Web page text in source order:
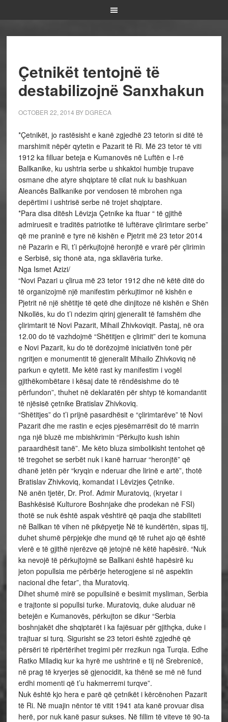
Çetnikët tentojnë të
destabilizojnë Sanxhakun
OCTOBER 22, 2014 BY DGRECA
*Çetnikët, jo rastësisht e kanë zgjedhë 23 tetorin si ditë të
marshimit nëpër qytetin e Pazarit të Ri. Më 23 tetor të viti
1912 ka filluar beteja e Kumanovës në Luftën e I-rë
Ballkanike, ku ushtria serbe u shkaktoi humbje trupave
osmane dhe atyre shqiptare të cilat nuk iu bashkuan
Aleancës Ballkanike por vendosen të mbrohen nga
depërtimi i ushtrisë serbe në trojet shqiptare.
*Para disa ditësh Lëvizja Çetnike ka ftuar “ të gjithë
admiruesit e traditës patriotike të luftërave çlirimtare serbe”
që me praninë e tyre në kishën e Pjetrit më 23 tetor 2014
në Pazarin e Ri, t’i përkujtojnë heronjtë e vrarë për çlirimin
e Serbisë, siç thonë ata, nga skllavëria turke.
Nga Ismet Azizi/
“Novi Pazari u çlirua më 23 tetor 1912 dhe në këtë ditë do
të organizojmë një manifestim përkujtimor në kishën e
Pjetrit në një shëtitje të qetë dhe dinjitoze në kishën e Shën
Nikollës, ku do t’i ndezim qirinj gjeneralit të famshëm dhe
çlirimtarit të Novi Pazarit, Mihail Zhivkoviqit. Pastaj, në ora
12.00 do të vazhdojmë “Shëtitjen e çlirimit” deri te komuna
e Novi Pazarit, ku do të dorëzojmë iniciativën tonë për
ngritjen e monumentit të gjeneralit Mihailo Zhivkoviq në
parkun e qytetit. Me këtë rast ky manifestim i vogël
gjithëkombëtare i kësaj date të rëndësishme do të
përfundon”, thuhet në deklaratën për shtyp të komandantit
të njësisë çetnike Bratislav Zhivkoviq.
“Shëtitjes” do t’i prijnë pasardhësit e “çlirimtarëve” të Novi
Pazarit dhe me rastin e ecjes pjesëmarrësit do të marrin
nga një bluzë me mbishkrimin “Përkujto kush ishin
paraardhësit tanë”. Me këto bluza simbolikisht tentohet që
të tregohet se serbët nuk i kanë harruar “heronjtë” që
dhanë jetën për “kryqin e nderuar dhe lirinë e artë”, thotë
Bratislav Zhivkoviq, komandat i Lëvizjes Çetnike.
Në anën tjetër, Dr. Prof. Admir Muratoviq, (kryetar i
Bashkësisë Kulturore Boshnjake dhe prodekan në FSI)
thotë se nuk është aspak vështirë që paqja dhe stabiliteti
në Ballkan të vihen në pikëpyetje Në të kundërtën, sipas tij,
duhet shumë përpjekje dhe mund që të ruhet ajo që është
vlerë e të gjithë njerëzve që jetojnë në këtë hapësirë. “Nuk
ka nevojë të përkujtojmë se Ballkani është hapësirë ku
jeton popullsia me përbërje heterogjene si në aspektin
nacional dhe fetar”, tha Muratoviq.
Dihet shumë mirë se popullsinë e besimit mysliman, Serbia
e trajtonte si popullsi turke. Muratoviq, duke aluduar në
betejën e Kumanovës, përkujton se dikur “Serbia
boshnjakët dhe shqiptarët i ka fajësuar për gjithçka, duke i
trajtuar si turq. Sigurisht se 23 tetori është zgjedhë që
përsëri të ripërtërihet tregimi për rrezikun nga Turqia. Edhe
Ratko Mlladiq kur ka hyrë me ushtrinë e tij në Srebrenicë,
në prag të kryerjes së gjenocidit, ka thënë se më në fund
erdhi momenti që t’u hakmerremi turqve”.
Nuk është kjo hera e parë që çetnikët i kërcënohen Pazarit
të Ri. Në muajin nëntor të vitit 1941 ata kanë provuar disa
herë, por nuk kanë pasur sukses. Në fillim të viteve të 90-ta